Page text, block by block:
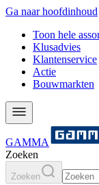
Ga naar hoofdinhoud
Toon hele
Klusadvies
Klantenservice
Actie
Bouwmarkten
GAMMA
Zoeken
Zoeken